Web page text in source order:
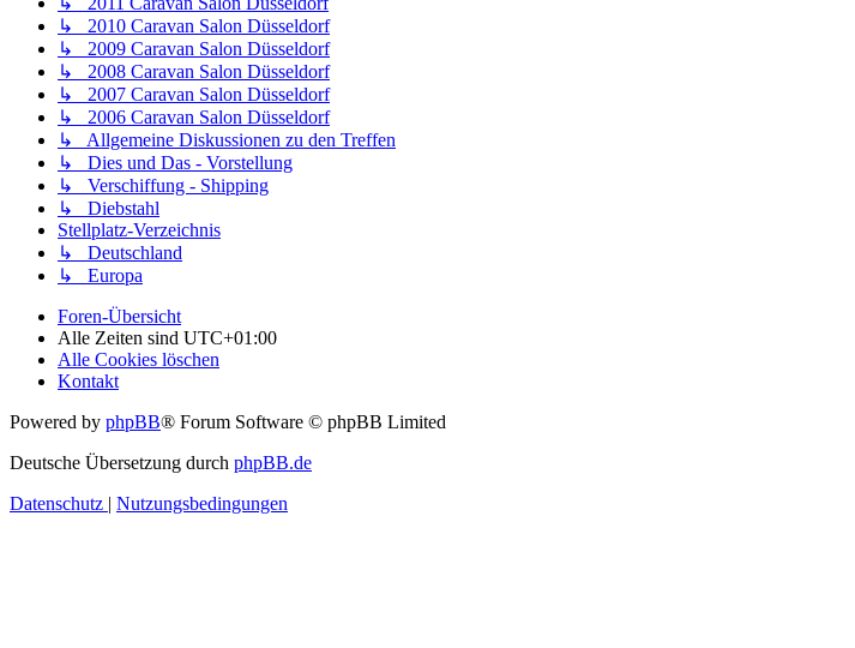
↳ 2010 Caravan Salon Düsseldorf
↳ 2009 Caravan Salon Düsseldorf
↳ 2008 Caravan Salon Düsseldorf
↳ 2007 Caravan Salon Düsseldorf
↳ 2006 Caravan Salon Düsseldorf
↳ Allgemeine Diskussionen zu den Treffen
↳ Dies und Das - Vorstellung
↳ Verschiffung - Shipping
↳ Diebstahl
Stellplatz-Verzeichnis
↳ Deutschland
↳ Europa
Foren-Übersicht
Alle Zeiten sind UTC+01:00
Alle Cookies löschen
Kontakt
Powered by phpBB® Forum Software © phpBB Limited
Deutsche Übersetzung durch phpBB.de
Datenschutz
Nutzungsbedingungen